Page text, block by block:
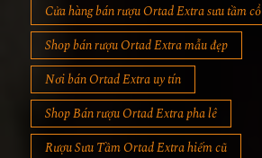
Cửa hàng bán rượu Ortad Extra sưu tầm cổ
Shop bán rượu Ortad Extra mẫu đẹp
Nơi bán Ortad Extra uy tín
Shop Bán rượu Ortad Extra pha lê
Rượu Sưu Tầm Ortad Extra hiếm cũ